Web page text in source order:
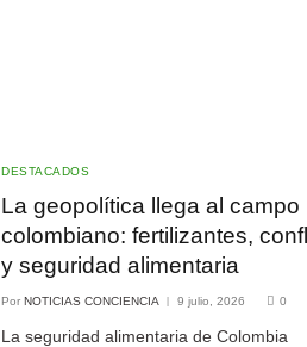
DESTACADOS
La geopolítica llega al campo
colombiano: fertilizantes,
y seguridad alimentaria
Por NOTICIAS CONCIENCIA 9 julio, 2026 0
La seguridad alimentaria de Colombia